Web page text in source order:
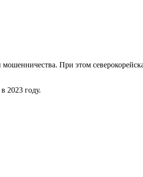
мошенничества. При этом
2023 году.